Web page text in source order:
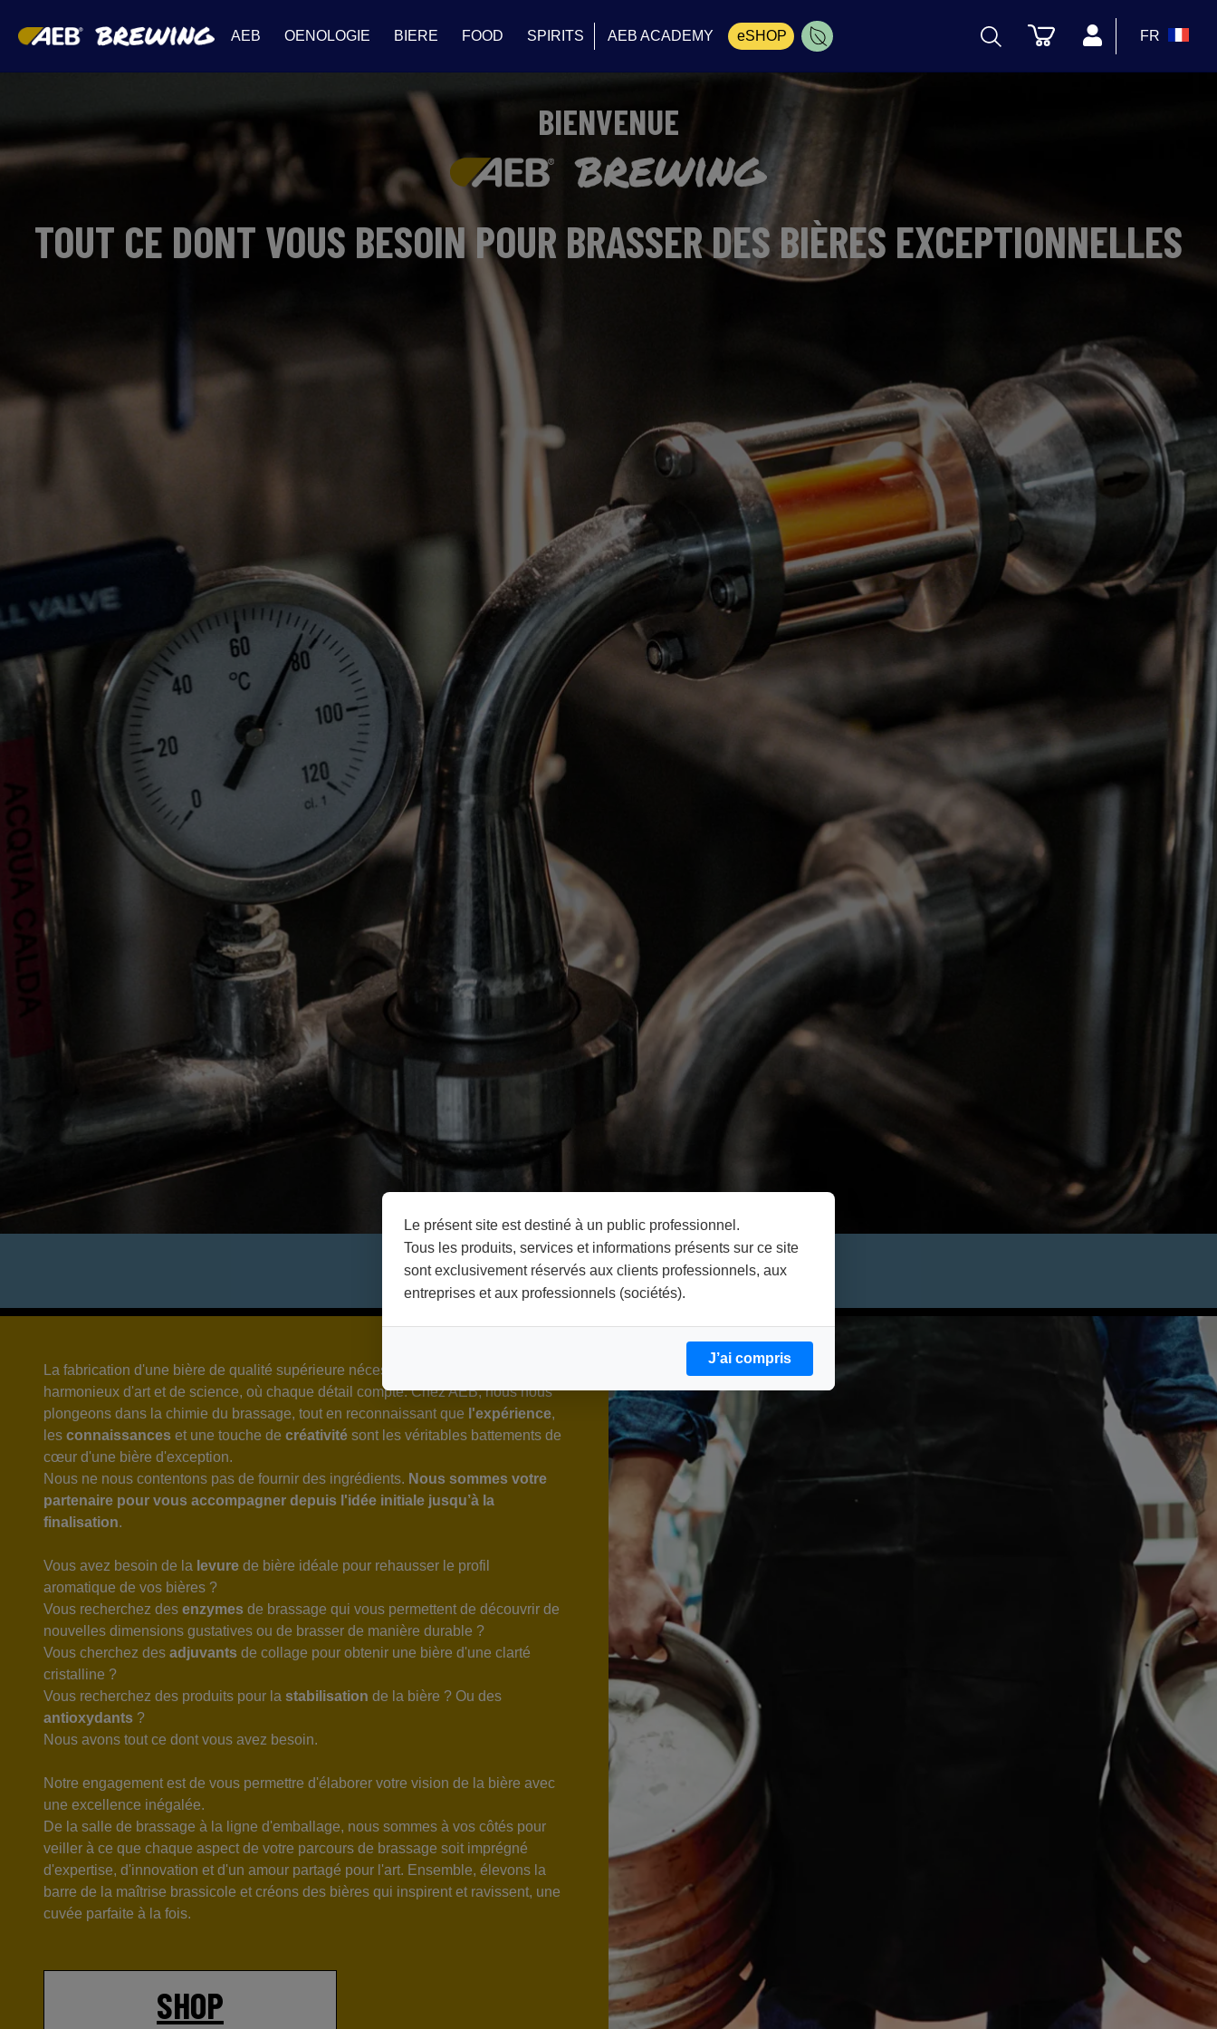
Le présent site est destiné à un public professionnel.
Tous les produits, services et informations présents sur ce site
sont exclusivement réservés aux clients professionnels, aux
entreprises et aux professionnels (sociétés).
J’ai compris
AEB OENOLOGIE BIERE FOOD SPIRITS AEB ACADEMY eSHOP
Panier
FR
BIENVENUE
TOUT CE DONT VOUS BESOIN POUR BRASSER DES BIÈRES EXCEPTIONNELLES
AEB Brewing BROCHURE - DOWNLOAD!
La fabrication d'une bière de qualité supérieure nécessite un mélange
harmonieux d'art et de science, où chaque détail compte. Chez AEB, nous nous
plongeons dans la chimie du brassage, tout en reconnaissant que l'expérience,
les connaissances et une touche de créativité sont les véritables battements de
cœur d'une bière d'exception.
Nous ne nous contentons pas de fournir des ingrédients. Nous sommes votre
partenaire pour vous accompagner depuis l'idée initiale jusqu’à la
finalisation.
Vous avez besoin de la levure de bière idéale pour rehausser le profil
aromatique de vos bières ?
Vous recherchez des enzymes de brassage qui vous permettent de découvrir de
nouvelles dimensions gustatives ou de brasser de manière durable ?
Vous cherchez des adjuvants de collage pour obtenir une bière d'une clarté
cristalline ?
Vous recherchez des produits pour la stabilisation de la bière ? Ou des
antioxydants ?
Nous avons tout ce dont vous avez besoin.
Notre engagement est de vous permettre d'élaborer votre vision de la bière avec
une excellence inégalée.
De la salle de brassage à la ligne d'emballage, nous sommes à vos côtés pour
veiller à ce que chaque aspect de votre parcours de brassage soit imprégné
d'expertise, d'innovation et d'un amour partagé pour l'art. Ensemble, élevons la
barre de la maîtrise brassicole et créons des bières qui inspirent et ravissent, une
cuvée parfaite à la fois.
SHOP